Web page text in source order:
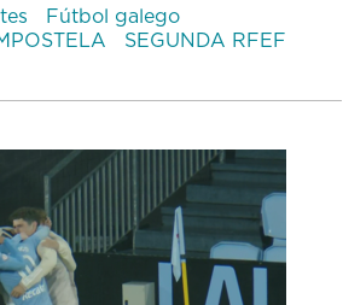
Fútbol galego
SEGUNDA RFEF